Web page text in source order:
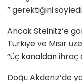
” gerektiğini söyledi.
Ancak Steinitz’e
Türkiye ve Mısır
“üç kanaldan ihraç
Doğu Akdeniz’de